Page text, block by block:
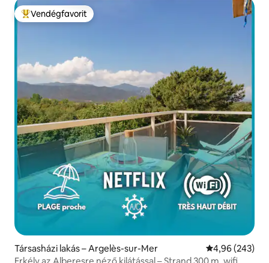
Kiemelt vendégfavorit
Vendégfavorit
Társasházi lakás – Argelès-sur-Mer Átlagos
4,96 (243)